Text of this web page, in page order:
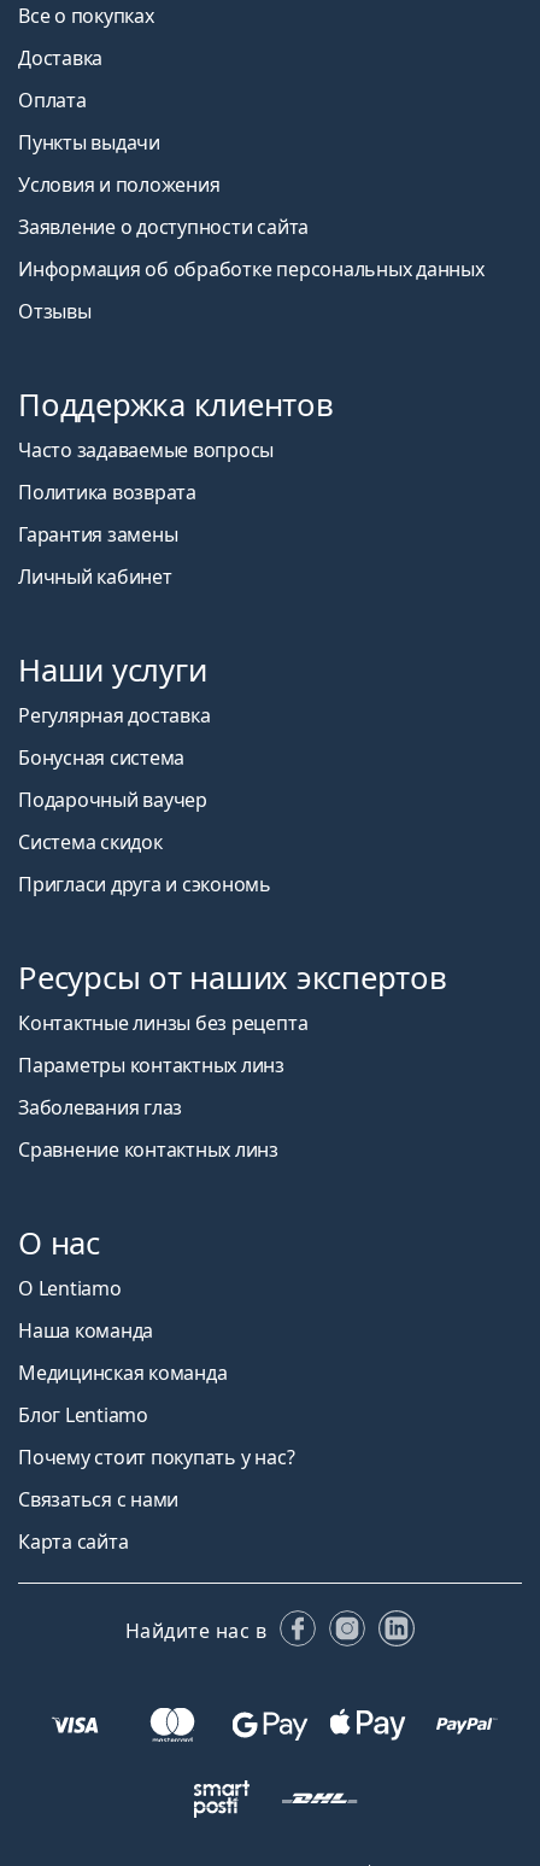
Все о покупках
Доставка
Оплата
Пункты выдачи
Условия и положения
Заявление о доступности сайта
Информация об обработке персональных данных
Отзывы
Поддержка клиентов
Часто задаваемые вопросы
Политика возврата
Гарантия замены
Личный кабинет
Наши услуги
Регулярная доставка
Бонусная система
Подарочный ваучер
Система скидок
Пригласи друга и сэкономь
Ресурсы от наших экспертов
Контактные линзы без рецепта
Параметры контактных линз
Заболевания глаз
Сравнение контактных линз
О нас
О Lentiamo
Наша команда
Медицинская команда
Блог Lentiamo
Почему стоит покупать у нас?
Связаться с нами
Карта сайта
Найдите нас в FacebookInstagram
LinkedIn